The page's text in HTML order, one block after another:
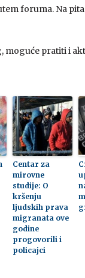
foruma. Na
moguće pratiti i
Centar za
mirovne
studije: O
kršenju
ljudskih prava
migranata ove
godine
progovorili i
policajci